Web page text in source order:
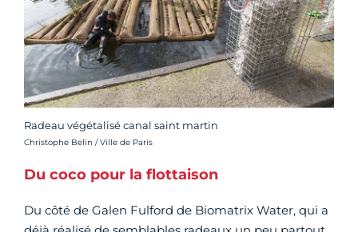
Radeau végétalisé canal saint martin
Crédit photo :
Christophe Belin / Ville de Paris
Du coco pour la flottaison
Du côté de Galen Fulford de Biomatrix Water, qui a